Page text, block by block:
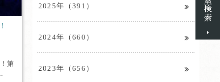
第
2025年（391）
2024年（660）
2023年（656）